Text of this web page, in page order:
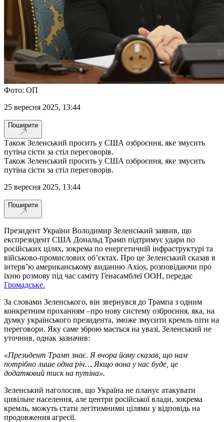
Фото: ОП
25 вересня 2025, 13:44
Поширити
Також Зеленський просить у США озброєння, яке змусить
путіна сісти за стіл переговорів.
Також Зеленський просить у США озброєння, яке змусить
путіна сісти за стіл переговорів.
25 вересня 2025, 13:44
Поширити
Президент України Володимир Зеленський заявив, що
експрезидент США Дональд Трамп підтримує удари по
російських цілях, зокрема по енергетичній інфраструктурі та
військово-промислових об’єктах. Про це Зеленський сказав в
інтерв’ю американському виданню Axios, розповідаючи про
їхню розмову під час саміту Генасамблеї ООН, передає
Громадське.
За словами Зеленського, він звернувся до Трампа з одним
конкретним проханням –про нову систему озброєння, яка, на
думку українського президента, зможе змусити кремль піти на
переговори. Яку саме зброю мається на увазі, Зеленський не
уточнив, однак зазначив:
«Президент Трамп знає. Я вчора йому сказав, що нам
потрібно лише одна річ… Якщо вона у нас буде, це
додатковий тиск на путіна».
Зеленський наголосив, що Україна не планує атакувати
цивільне населення, але центри російської влади, зокрема
кремль, можуть стати легітимними цілями у відповідь на
продовження агресії.